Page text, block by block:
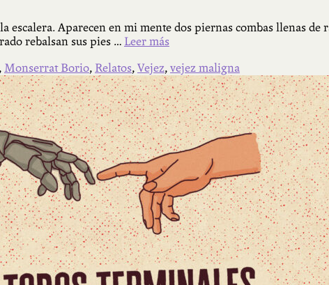
escalera. Aparecen en mi mente dos piernas combas llenas
rebalsan sus pies … Leer más
, Monserrat Borio, Relatos, Vejez, vejez maligna